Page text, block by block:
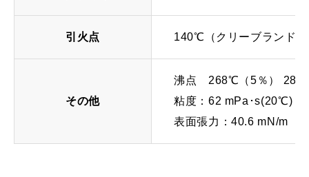
引火点 140℃（クリーブランド
その他
沸点 268℃（5％）
粘度：62 mPa･s(20℃)
表面張力：40.6 mN/m